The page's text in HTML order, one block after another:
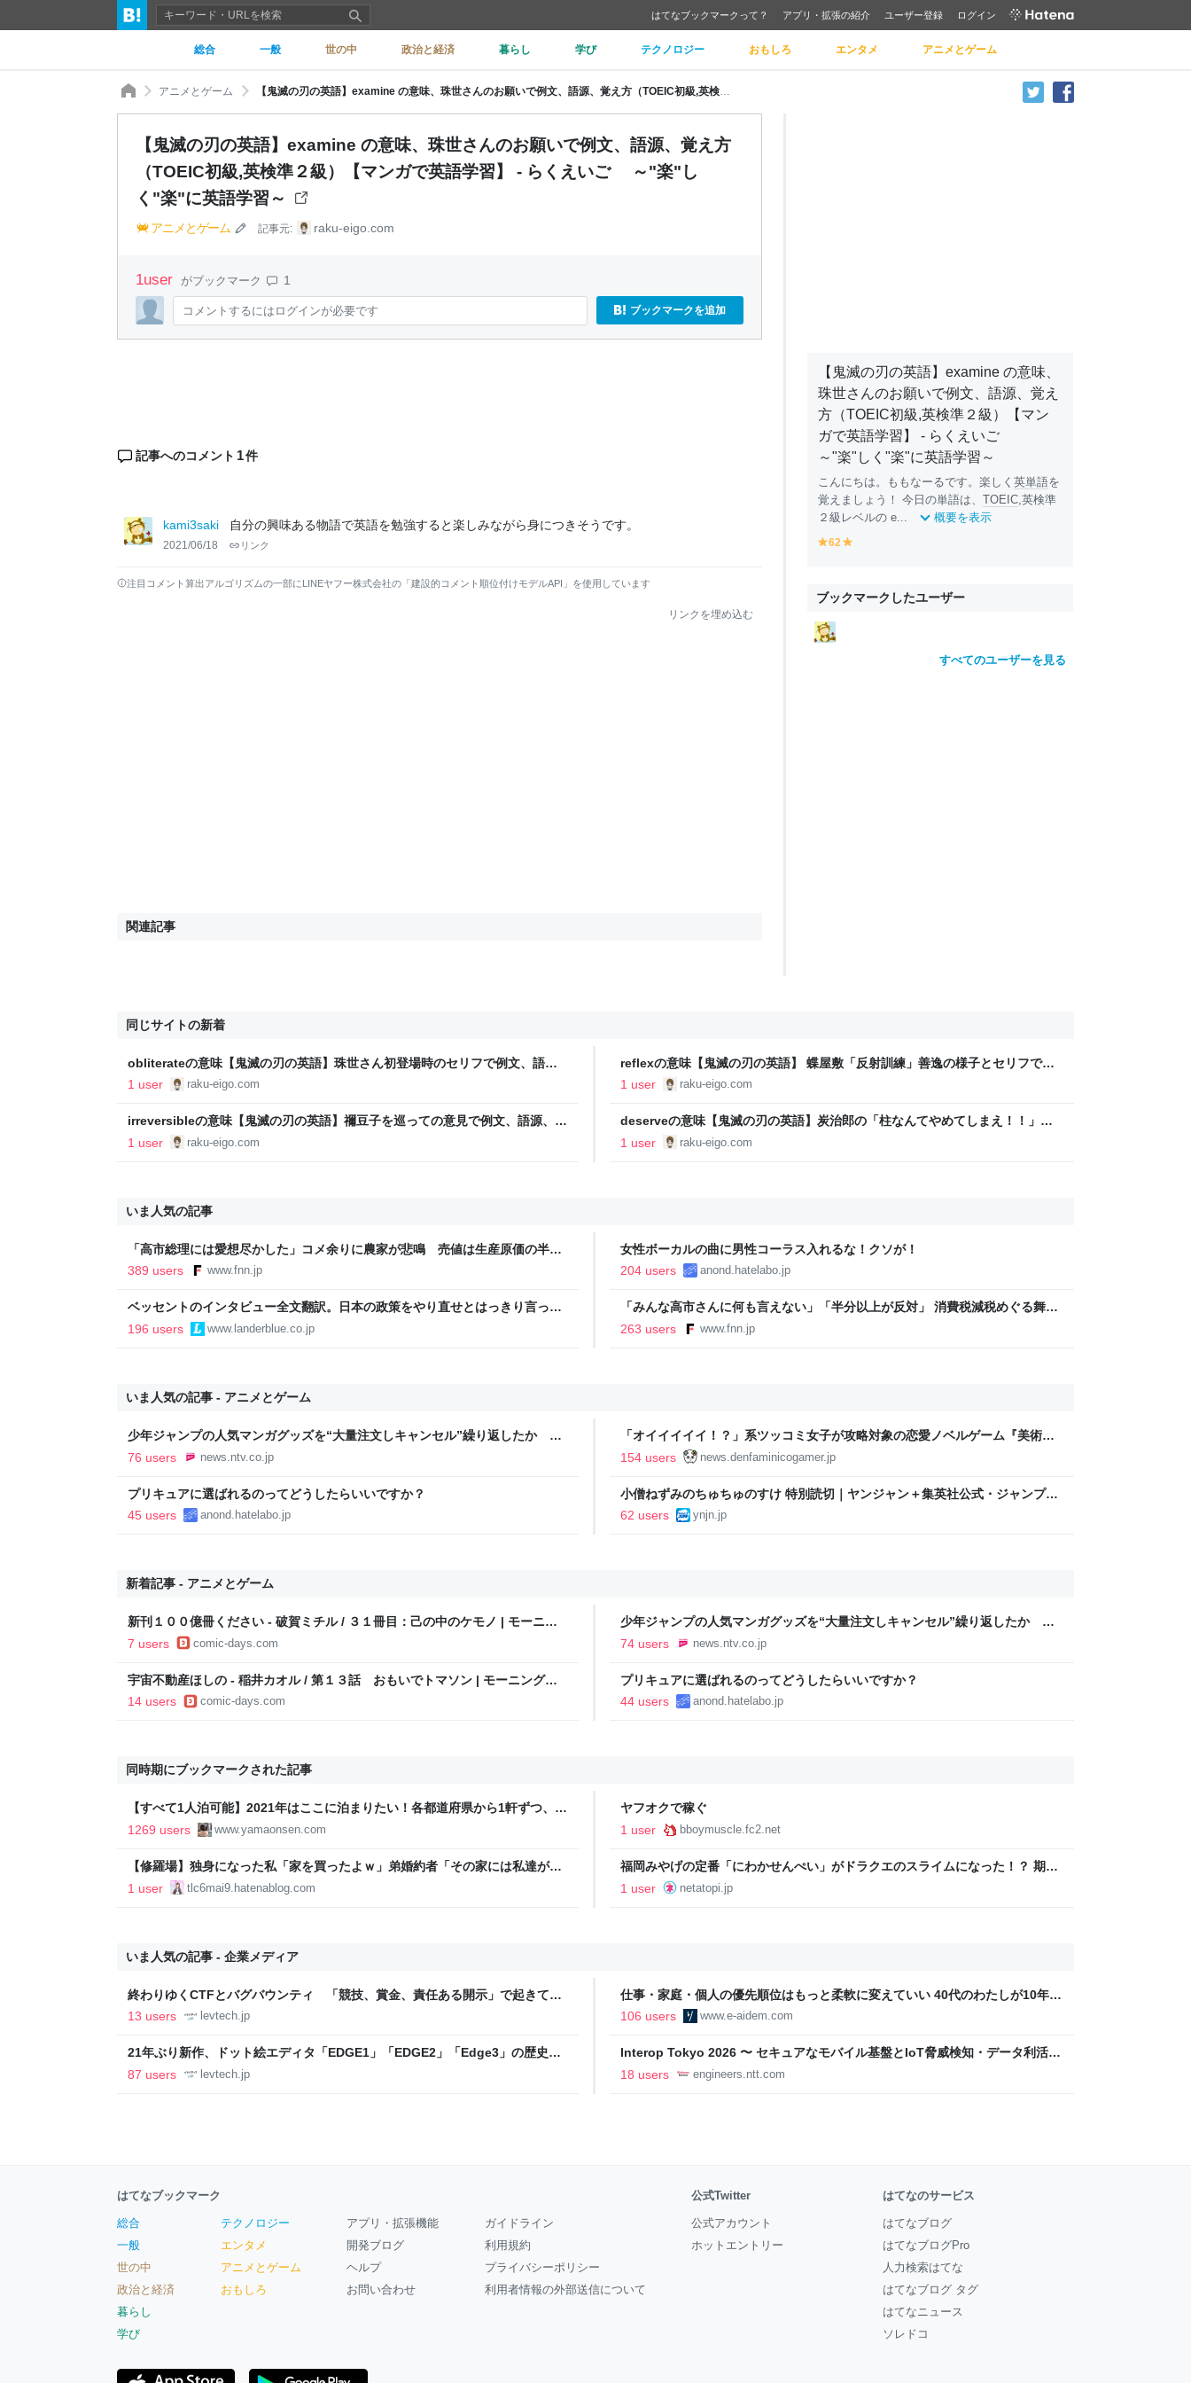
はてなブックマークって？ アプリ・拡張の紹介 ユーザー登録 ログイン
総合 一般 世の中 政治と経済 暮らし 学び テクノロジー おもしろ エンタメ アニメとゲーム
アニメとゲーム
【鬼滅の刃の英語】examine の意味、珠世さんのお願いで例文、語源、覚え方
（TOEIC初級,英検準２級）【マンガで英語学習】 - らくえいご ～"楽"し
く"楽"に英語学習～
アニメとゲーム 記事元: raku-eigo.com
1user がブックマーク 1
コメントするにはログインが必要です ブックマークを追加
記事へのコメント 1件
kami3saki 自分の興味ある物語で英語を勉強すると楽しみながら身につきそうです。
2021/06/18 リンク
注目コメント算出アルゴリズムの一部にLINEヤフー株式会社の「建設的コメント順位付けモデルAPI」を使用しています
リンクを埋め込む
関連記事
【鬼滅の刃の英語】examine の意味、
珠世さんのお願いで例文、語源、覚え
方（TOEIC初級,英検準２級）【マン
ガで英語学習】 - らくえいご
～"楽"しく"楽"に英語学習～
こんにちは。ももなーるです。楽しく 英単語を
覚えましょう！ 今日の単語は、 TOEIC,英検準
２級レベルの e...
概要を表示
y
o
w
62
o
w
ブックマークしたユーザー
すべてのユーザーを見る
同じサイトの新着
obliterateの意味【鬼滅の刃の英語】珠世さん初登場時のセリフで例文、語
源、覚え方（TOEIC・英検１級レベル）【マンガで英語学習】 - らくえいご
～"楽"しく"楽"に英語学習～
1 user raku-eigo.com
reflexの意味【鬼滅の刃の英語】 蝶屋敷「反射訓練」善逸の様子とセリフで例
文、語源、覚え方（TOEIC,英検１級）【マンガで英語学習】 - らくえいご
～"楽"しく"楽"に英語学習～
1 user raku-eigo.com
irreversibleの意味【鬼滅の刃の英語】禰豆子を巡っての意見で例文、語源、覚
え方（TOEIC,英検準１級）【マンガで英語学習】 - らくえいご ～"楽"し
1 user raku-eigo.com
deserveの意味【鬼滅の刃の英語】炭治郎の「柱なんてやめてしまえ！！」で
例文、語源、英会話表現、覚え方（TOEIC・英検準２級レベル）【マンガで英
1 user raku-eigo.com
いま人気の記事
「高市総理には愛想尽かした」コメ余りに農家が悲鳴 売値は生産原価の半分
以下に…肥料代や燃料代は高騰「今年でやめる」農家も｜FNNプライムオンラ
389 users www.fnn.jp
女性ボーカルの曲に男性コーラス入れるな！クソが！
204 users
anond.hatelabo.jp
ベッセントのインタビュー全文翻訳。日本の政策をやり直せとはっきり言って
いる
196 users www.landerblue.co.jp
「みんな高市さんに何も言えない」「半分以上が反対」 消費税減税めぐる舞台
裏 自民党内でくすぶる慎重論と本音【スポットライト】｜FNNプライムオン
263 users www.fnn.jp
いま人気の記事 - アニメとゲーム
少年ジャンプの人気マンガグッズを“大量注文しキャンセル”繰り返したか 女
逮捕 総額43億円以上（2026年8月6日掲載）｜日テレNEWS NNN
76 users news.ntv.co.jp
「オイイイイイ！？」系ツッコミ女子が攻略対象の恋愛ノベルゲーム『美術部
カノジョ』Steamストアページが公開。「お前らーそろそろ自重しろー？＾
154 users news.denfaminicogamer.jp
プリキュアに選ばれるのってどうしたらいいですか？
45 users
anond.hatelabo.jp
小僧ねずみのちゅちゅのすけ 特別読切｜ヤンジャン＋集英社公式・ジャンプ系
青年マンガ誌アプリ
62 users ynjn.jp
新着記事 - アニメとゲーム
新刊１００億冊ください - 破賀ミチル / ３１冊目：己の中のケモノ | モーニン
グ・ツー
7 users comic-days.com
少年ジャンプの人気マンガグッズを“大量注文しキャンセル”繰り返したか 女
逮捕 総額43億円以上（2026年8月6日掲載）｜日テレNEWS NNN
74 users news.ntv.co.jp
宇宙不動産ほしの - 稲井カオル / 第１３話 おもいでトマソン | モーニング・
ツー
14 users comic-days.com
プリキュアに選ばれるのってどうしたらいいですか？
44 users
anond.hatelabo.jp
同時期にブックマークされた記事
【すべて1人泊可能】2021年はここに泊まりたい！各都道府県から1軒ずつ、一
番泊まりたい宿を選出した【全47軒】 - 温泉ブログ 山と温泉のきろく
1269 users www.yamaonsen.com
ヤフオクで稼ぐ
1 user
bboymuscle.fc2.net
【修羅場】独身になった私「家を買ったよｗ」弟婚約者「その家には私達が住
むことになります！」私「どういうこと？？」 - tlc6mai9’s blog
1 user tlc6mai9.hatenablog.com
福岡みやげの定番「にわかせんぺい」がドラクエのスライムになった！？ 期間
限定「スライムにわかせんぺい」発売、オンラインストアでは毎日朝9時に販売
1 user netatopi.jp
いま人気の記事 - 企業メディア
終わりゆくCTFとバグバウンティ 「競技、賞金、責任ある開示」で起きてい
ること【フォーカス】 - レバテックLAB
13 users levtech.jp
仕事・家庭・個人の優先順位はもっと柔軟に変えていい 40代のわたしが10年後
の自分に伝えたいこと - りっすん by イーアイデム
106 users www.e-aidem.com
21年ぶり新作、ドット絵エディタ「EDGE1」「EDGE2」「Edge3」の歴史に
ついて作者に聞く【フォーカス】 - レバテックLAB
87 users levtech.jp
Interop Tokyo 2026 〜 セキュアなモバイル基盤とIoT脅威検知・データ利活用
への取り組み 〜 - NTT docomo Business Engineers' Blog
18 users engineers.ntt.com
はてなブックマーク
総合
一般
世の中
政治と経済
暮らし
学び
テクノロジー
エンタメ
アニメとゲーム
おもしろ
アプリ・拡張機能
開発ブログ
ヘルプ
お問い合わせ
ガイドライン
利用規約
プライバシーポリシー
利用者情報の外部送信について
公式Twitter
公式アカウント
ホットエントリー
はてなのサービス
はてなブログ
はてなブログPro
人力検索はてな
はてなブログ タグ
はてなニュース
ソレドコ